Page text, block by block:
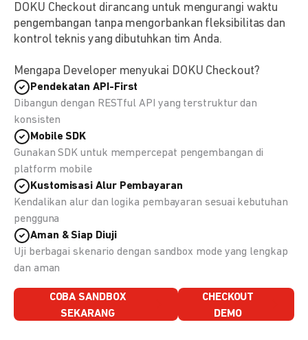
DOKU Checkout dirancang untuk mengurangi waktu
pengembangan tanpa mengorbankan fleksibilitas dan
kontrol teknis yang dibutuhkan tim Anda.
Mengapa Developer menyukai DOKU Checkout?
Pendekatan API-First
Dibangun dengan RESTful API yang terstruktur dan
konsisten
Mobile SDK
Gunakan SDK untuk mempercepat pengembangan di
platform mobile
Kustomisasi Alur Pembayaran
Kendalikan alur dan logika pembayaran sesuai kebutuhan
pengguna
Aman & Siap Diuji
Uji berbagai skenario dengan sandbox mode yang lengkap
dan aman
COBA SANDBOX
SEKARANG
CHECKOUT
DEMO